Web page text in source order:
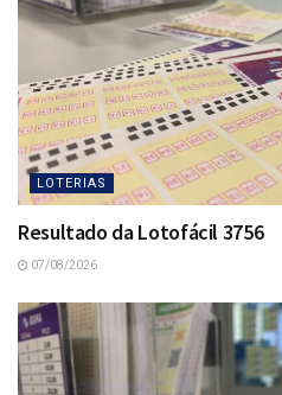
LOTERIAS
Resultado da Lotofácil 3756
07/08/2026